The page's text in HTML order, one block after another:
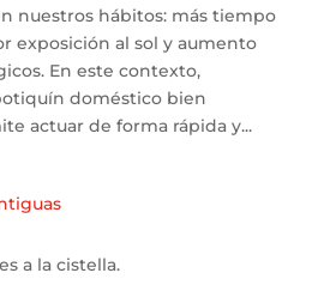
nuestros hábitos: más tiempo
exposición al sol y aumento
En este contexto,
doméstico bien
actuar de forma rápida y...
a la cistella.